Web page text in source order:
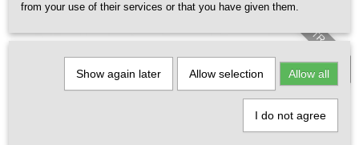
Excl. STRAP
from your use of their services or that you have given them.
Show again later Allow selection Allow all
I do not agree